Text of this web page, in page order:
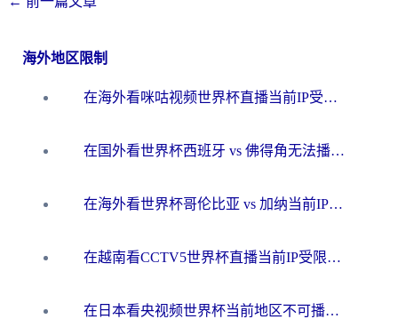
海外地区限制
在海外看咪咕视频世界杯直播当前IP受限制？这篇指南帮你搞定所有体育赛事观看难题
在国外看世界杯西班牙 vs 佛得角无法播放？这篇指南帮你解锁所有中文体育直播
在海外看世界杯哥伦比亚 vs 加纳当前IP受限制？这篇指南帮你流畅看中文解说赛事
在越南看CCTV5世界杯直播当前IP受限制？海外党体育观赛终极指南来了
在日本看央视频世界杯当前地区不可播放？海外党体育观赛终极指南